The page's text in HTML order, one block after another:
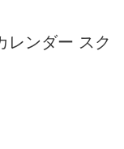
レンダー スク